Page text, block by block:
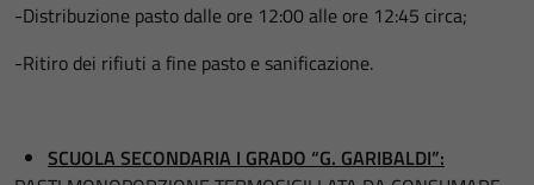
-Distribuzione pasto dalle ore 12:00 alle ore 12:45 circa;
-Ritiro dei rifiuti a fine pasto e sanificazione.
SCUOLA SECONDARIA I GRADO “G. GARIBALDI”: